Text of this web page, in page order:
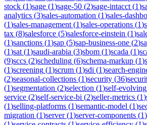
stock (1)sage (1)sage-50 (2)sage-intacct (1)
analytics (3)sales-automation (1)sales-
(1)sales-management (1)sales-operations (1)
tax (8)salesforce (5)salesforce-einstein (1)
(1)sanctions (1)sap (5)sap-business-one (2)
(1)sat (1)saudi-arabia (3)sbom (1)scada (1)
(9)sccs (2)scheduling (6)schema-markup (1)
(1)screening (1)scrum (1)sdi (1)search-
(2)seasonal-collections (1)security (36)
(1)segmentation (2)selection (1)self-evolving
service (2)self-service-bi (2)seller-metrics (1)
(1)selling-platforms (1)semantic-model (1)
migration (1)server(1)server-components (1)